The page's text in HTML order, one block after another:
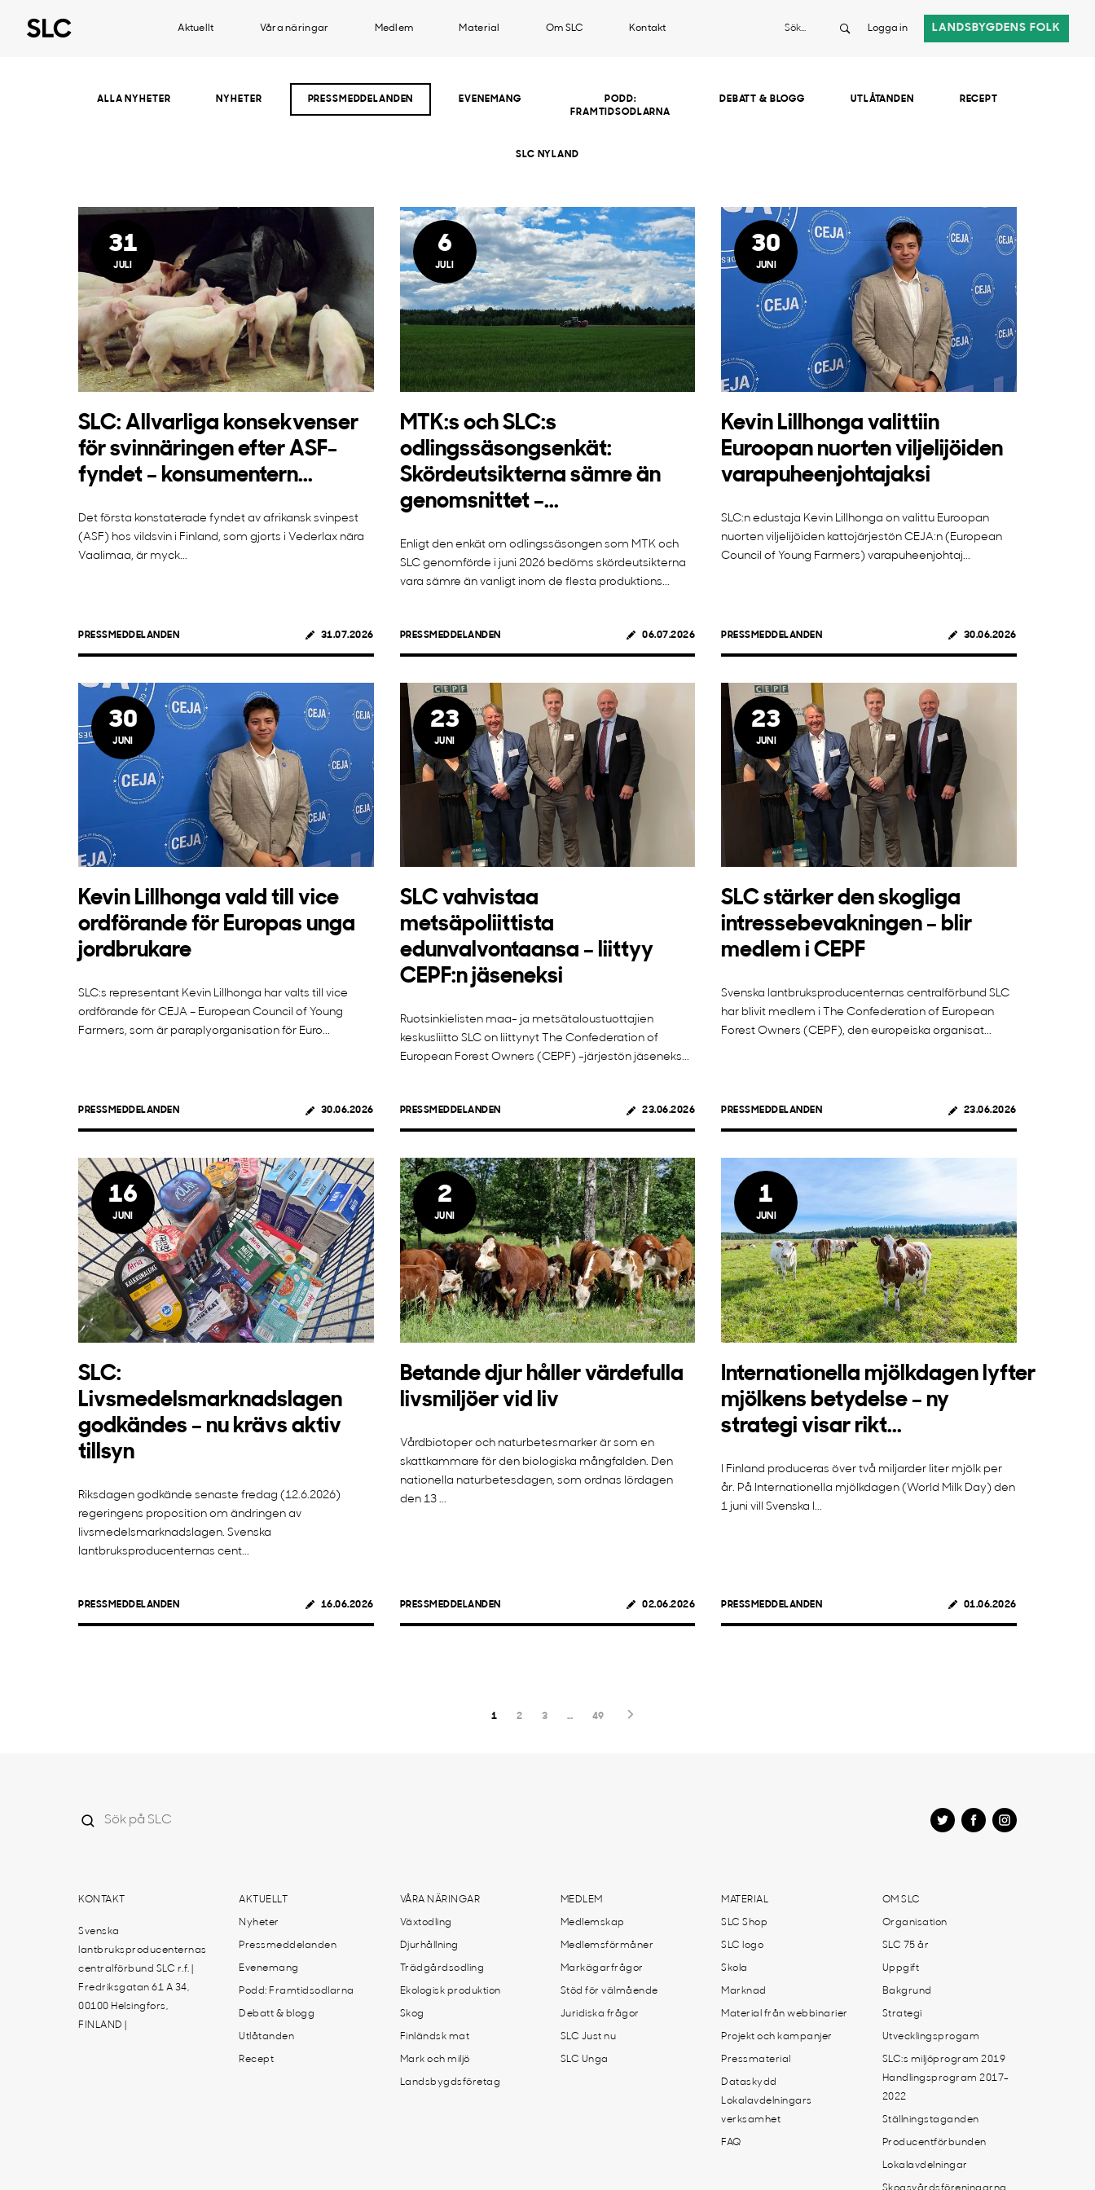
Aktuellt Våra näringar Medlem Material Om SLC Kontakt Sök Logga in LANDSBYGDENS FOLK
ALLA NYHETER NYHETER PRESSMEDDELANDEN EVENEMANG
PODD:
FRAMTIDSODLARNA
DEBATT & BLOGG UTLÅTANDEN RECEPT
SLC NYLAND
31
JULI
SLC: Allvarliga konsekvenser
för svinnäringen efter ASF-
fyndet – konsumentern...
Det första konstaterade fyndet av afrikansk svinpest
(ASF) hos vildsvin i Finland, som gjorts i Vederlax nära
Vaalimaa, är myck...
PRESSMEDDELANDEN 31.07.2026
6
JULI
MTK:s och SLC:s
odlingssäsongsenkät:
Skördeutsikterna sämre än
genomsnittet –...
Enligt den enkät om odlingssäsongen som MTK och
SLC genomförde i juni 2026 bedöms skördeutsikterna
vara sämre än vanligt inom de flesta produktions...
PRESSMEDDELANDEN 06.07.2026
30
JUNI
Kevin Lillhonga valittiin
Euroopan nuorten viljelijöiden
varapuheenjohtajaksi
SLC:n edustaja Kevin Lillhonga on valittu Euroopan
nuorten viljelijöiden kattojärjestön CEJA:n (European
Council of Young Farmers) varapuheenjohtaj...
PRESSMEDDELANDEN 30.06.2026
30
JUNI
Kevin Lillhonga vald till vice
ordförande för Europas unga
jordbrukare
SLC:s representant Kevin Lillhonga har valts till vice
ordförande för CEJA – European Council of Young
Farmers, som är paraplyorganisation för Euro...
PRESSMEDDELANDEN 30.06.2026
23
JUNI
SLC vahvistaa
metsäpoliittista
edunvalvontaansa – liittyy
CEPF:n jäseneksi
Ruotsinkielisten maa- ja metsätaloustuottajien
keskusliitto SLC on liittynyt The Confederation of
European Forest Owners (CEPF) -järjestön jäseneks...
PRESSMEDDELANDEN 23.06.2026
23
JUNI
SLC stärker den skogliga
intressebevakningen – blir
medlem i CEPF
Svenska lantbruksproducenternas centralförbund SLC
har blivit medlem i The Confederation of European
Forest Owners (CEPF), den europeiska organisat...
PRESSMEDDELANDEN 23.06.2026
16
JUNI
SLC:
Livsmedelsmarknadslagen
godkändes – nu krävs aktiv
tillsyn
Riksdagen godkände senaste fredag (12.6.2026)
regeringens proposition om ändringen av
livsmedelsmarknadslagen. Svenska
lantbruksproducenternas cent...
PRESSMEDDELANDEN 16.06.2026
2
JUNI
Betande djur håller värdefulla
livsmiljöer vid liv
Vårdbiotoper och naturbetesmarker är som en
skattkammare för den biologiska mångfalden. Den
nationella naturbetesdagen, som ordnas lördagen
den 13 ...
PRESSMEDDELANDEN 02.06.2026
1
JUNI
Internationella mjölkdagen lyfter
mjölkens betydelse – ny
strategi visar rikt...
I Finland produceras över två miljarder liter mjölk per
år. På Internationella mjölkdagen (World Milk Day) den
1 juni vill Svenska l...
PRESSMEDDELANDEN 01.06.2026
1 2 3 … 49
KONTAKT
Svenska
lantbruksproducenternas
centralförbund SLC r.f. |
Fredriksgatan 61 A 34,
00100 Helsingfors,
FINLAND |
AKTUELLT
Nyheter
Pressmeddelanden
Evenemang
Podd: Framtidsodlarna
Debatt & blogg
Utlåtanden
Recept
VÅRA NÄRINGAR
Växtodling
Djurhållning
Trädgårdsodling
Ekologisk produktion
Skog
Finländsk mat
Mark och miljö
Landsbygdsföretag
MEDLEM
Medlemskap
Medlemsförmåner
Markägarfrågor
Stöd för välmående
Juridiska frågor
SLC Just nu
SLC Unga
MATERIAL
SLC Shop
SLC logo
Skola
Marknad
Material från webbinarier
Projekt och kampanjer
Pressmaterial
Dataskydd
Lokalavdelningars
verksamhet
FAQ
OM SLC
Organisation
SLC 75 år
Uppgift
Bakgrund
Strategi
Utvecklingsprogam
SLC:s miljöprogram 2019
Handlingsprogram 2017-
2022
Ställningstaganden
Producentförbunden
Lokalavdelningar